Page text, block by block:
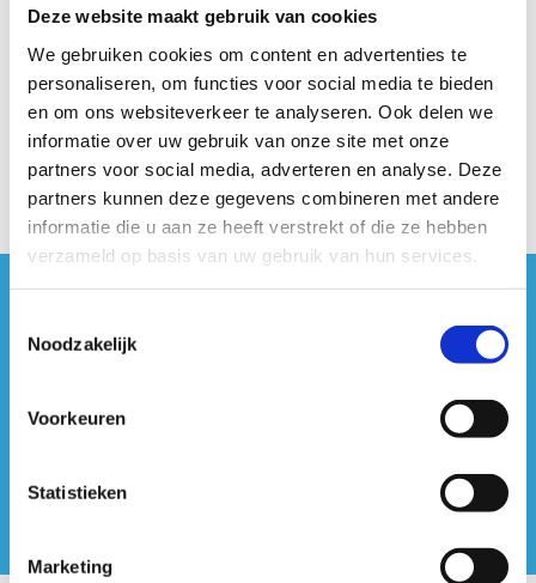
Deze website maakt gebruik van cookies
We gebruiken cookies om content en advertenties te
personaliseren, om functies voor social media te bieden
en om ons websiteverkeer te analyseren. Ook delen we
informatie over uw gebruik van onze site met onze
partners voor social media, adverteren en analyse. Deze
partners kunnen deze gegevens combineren met andere
informatie die u aan ze heeft verstrekt of die ze hebben
verzameld op basis van uw gebruik van hun services.
Noodzakelijk
Voorkeuren
Statistieken
Marketing
We ontwikkelden een volledige reflectiemap met heel wat
methodieken. Deze kan jehier gratis downloaden
#sportersbelevenmeer